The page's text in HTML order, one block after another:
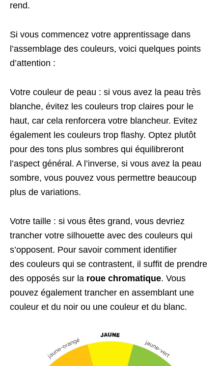
rend.
Si vous commencez votre apprentissage dans
l’assemblage des couleurs, voici quelques points
d’attention :
Votre couleur de peau : si vous avez la peau très
blanche, évitez les couleurs trop claires pour le
haut, car cela renforcera votre blancheur. Evitez
également les couleurs trop flashy. Optez plutôt
pour des tons plus sombres qui équilibreront
l’aspect général. A l’inverse, si vous avez la peau
sombre, vous pouvez vous permettre beaucoup
plus de variations.
Votre taille : si vous êtes grand, vous devriez
trancher votre silhouette avec des couleurs qui
s’opposent. Pour savoir comment identifier
des couleurs qui se contrastent, il suffit de prendre
des opposés sur la roue chromatique. Vous
pouvez également trancher en assemblant une
couleur et du noir ou une couleur et du blanc.